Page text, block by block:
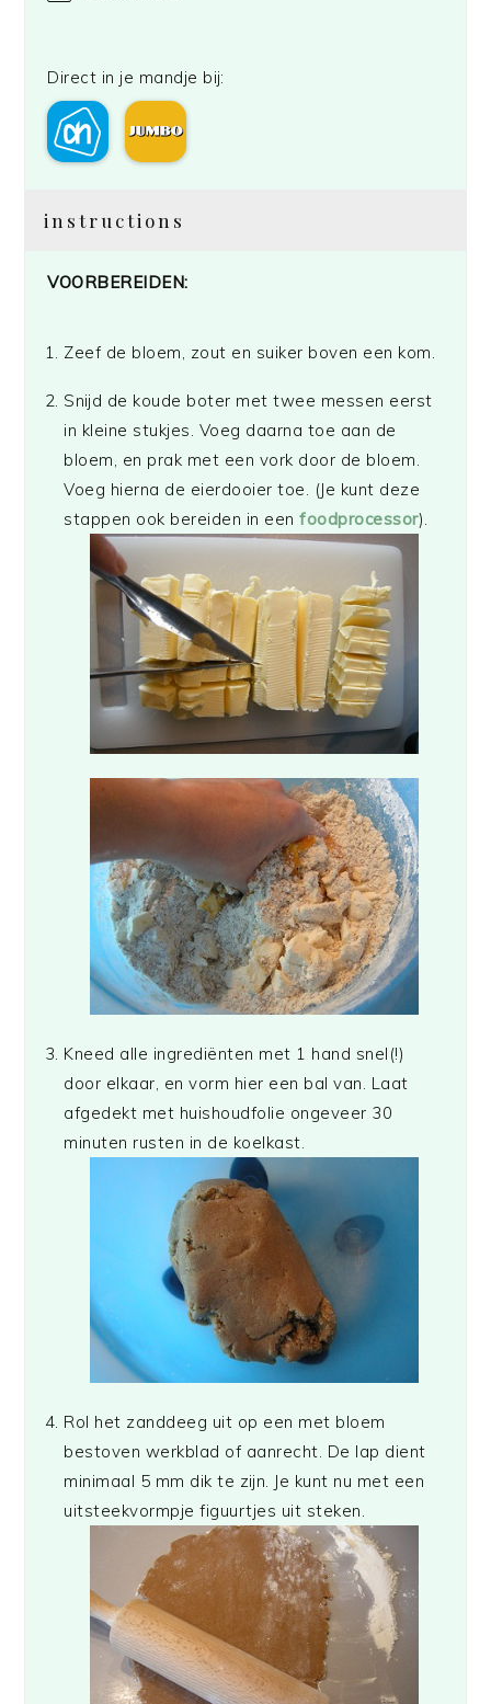
Direct in je mandje bij:
instructions
VOORBEREIDEN:
Zeef de bloem, zout en suiker boven een kom.
Snijd de koude boter met twee messen eerst
in kleine stukjes. Voeg daarna toe aan de
bloem, en prak met een vork door de bloem.
Voeg hierna de eierdooier toe. (Je kunt deze
stappen ook bereiden in eenfoodprocessor).
Kneed alle ingrediënten met 1 hand snel(!)
door elkaar, en vorm hier een bal van. Laat
afgedekt met huishoudfolie ongeveer 30
minuten rusten in de koelkast.
Rol het zanddeeg uit op een met bloem
bestoven werkblad of aanrecht. De lap dient
minimaal 5 mm dik te zijn. Je kunt nu met een
uitsteekvormpje figuurtjes uit steken.